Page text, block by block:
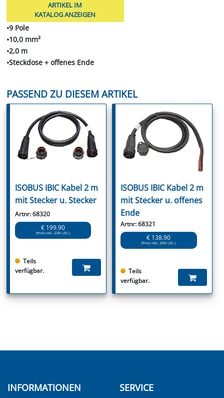
ARTIKEL IM
KATALOG ANZEIGEN
•9 Pole
•10,0 mm²
•2,0 m
•Steckdose + offenes Ende
PASSEND ZU DIESEM ARTIKEL
ISOBUS IBIC Kabel 2 m
mit Stecker u. Stecker
Artnr: 68320
€ 199.90
(Preis inkl. 20% USt.)
Teils
verfügbar.
ISOBUS IBIC Kabel 2 m
mit Stecker u. offenes
Ende
Artnr: 68321
€ 138.90
(Preis inkl. 20% USt.)
Teils
verfügbar.
INFORMATIONEN SERVICE